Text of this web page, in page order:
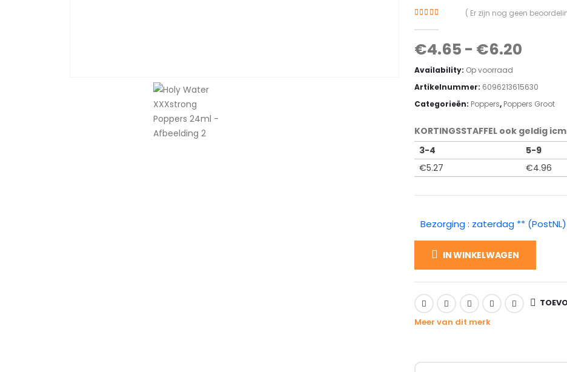
( Er zijn nog geen
€4.65 - €6.20
Availability: Op voorraad
Artikelnummer: 6096213615630
Categorieën: Poppers, Poppers Groot
KORTINGSSTAFFEL ook geldig
3-4
5-9
€5.27 €4.96
Bezorging : zaterdag ** (PostNL)
IN WINKELWAGEN
Meer van dit merk